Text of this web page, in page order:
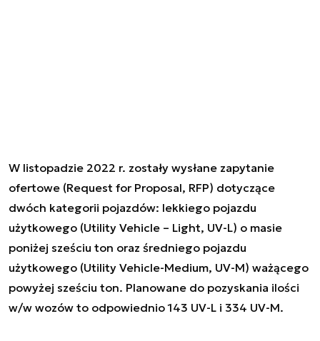
W listopadzie 2022 r. zostały wysłane zapytanie
ofertowe (Request for Proposal, RFP) dotyczące
dwóch kategorii pojazdów: lekkiego pojazdu
użytkowego (Utility Vehicle – Light, UV-L) o masie
poniżej sześciu ton oraz średniego pojazdu
użytkowego (Utility Vehicle-Medium, UV-M) ważącego
powyżej sześciu ton. Planowane do pozyskania ilości
w/w wozów to odpowiednio 143 UV-L i 334 UV-M.